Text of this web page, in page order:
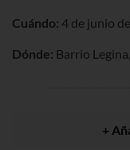
Cuándo: 4 de junio
Dónde: Barrio
+